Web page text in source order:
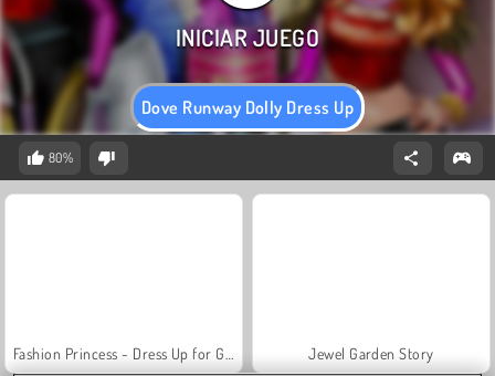
Dove Runway Dolly Dress Up
80%
Jewel Garden Story